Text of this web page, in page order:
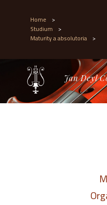
Home >
Studium >
Maturity a absolutoria >
Jan Deyl